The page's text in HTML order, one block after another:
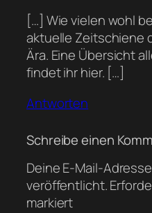
[…] Wie vielen wohl
aktuelle Zeitschiene
Ära. Eine Übersicht
findet ihr hier. […]
Antworten
Schreibe einen
Deine E-Mail-
veröffentlicht.
markiert